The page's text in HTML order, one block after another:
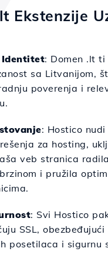
Ekstenzije
Identitet: Domen .lt ti
sa Litvanijom,
poverenja i
: Hostico
za hosting,
veb stranica radila
i pružila
: Svi Hostico
SSL,
posetilaca i sigurnu